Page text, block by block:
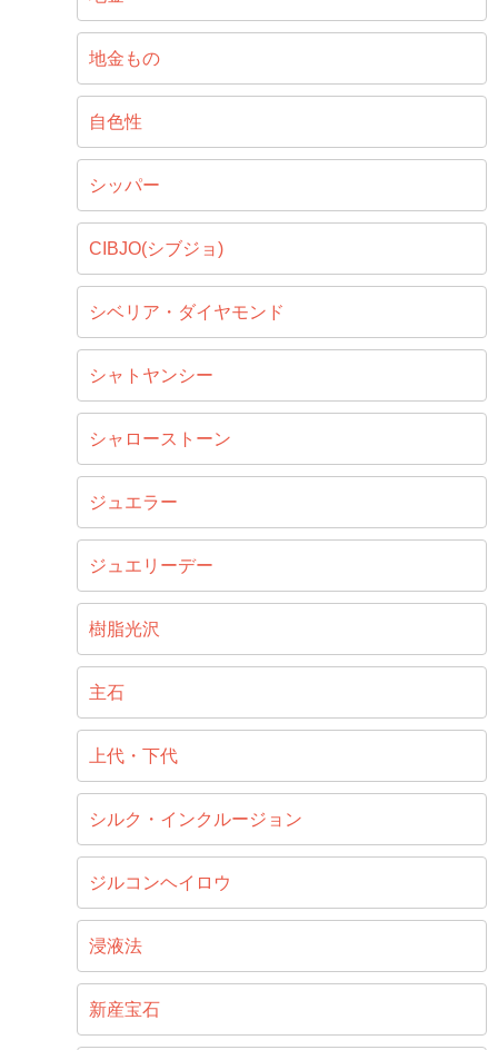
地金もの
自色性
シッパー
CIBJO(シブジョ)
シベリア・ダイヤモンド
シャトヤンシー
シャローストーン
ジュエラー
ジュエリーデー
樹脂光沢
主石
上代・下代
シルク・インクルージョン
ジルコンヘイロウ
浸液法
新産宝石